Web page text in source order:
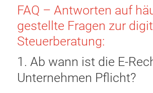
FAQ – Antworten auf
gestellte Fragen zur
Steuerberatung:
1. Ab wann ist die E-
Unternehmen Pflicht?